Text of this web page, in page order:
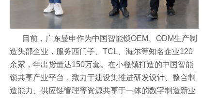
目前，广东曼申作为中国智能锁OEM、ODM生产制
造头部企业，服务西门子、TCL、海尔等知名企业120
余家，年出货量达150万套。在小榄镇打造的中国智能
锁共享产业平台，致力于建设集推进研发设计、整合制
造能力、供应链管理等资源共享于一体的数字制造新业